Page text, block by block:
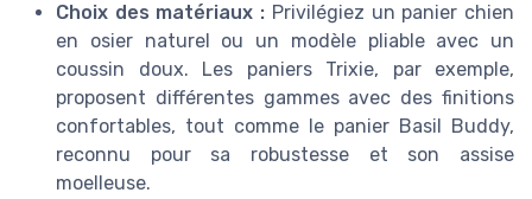
Choix des matériaux : Privilégiez un panier chien
en osier naturel ou un modèle pliable avec un
coussin doux. Les paniers Trixie, par exemple,
proposent différentes gammes avec des finitions
confortables, tout comme le panier Basil Buddy,
reconnu pour sa robustesse et son assise
moelleuse.